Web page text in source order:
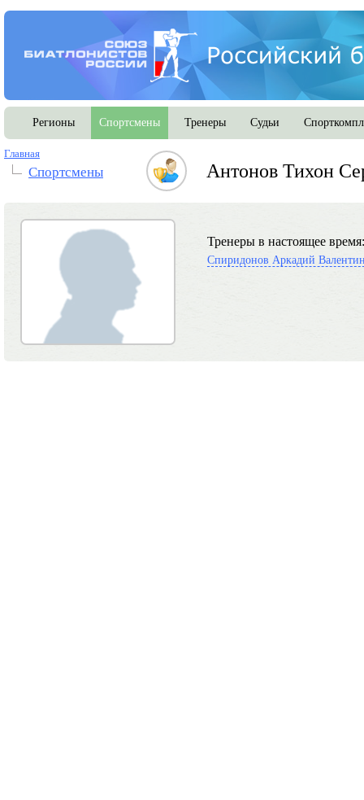
Регионы Спортсмены Тренеры Судьи
Главная
Спортсмены Антонов Тихон
Тренеры в настоящее время:
Спиридонов Аркадий